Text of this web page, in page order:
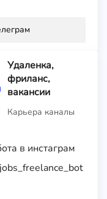
Удаленка,
фриланс,
вакансии
Карьера каналы
в инстаграм